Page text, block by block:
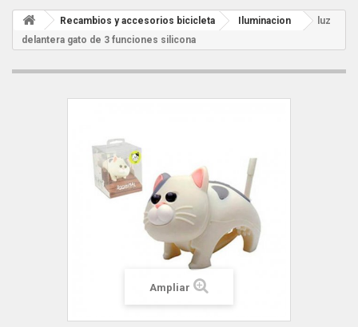
Recambios y accesorios bicicleta Iluminacion
luz
delantera gato de 3 funciones silicona
Ampliar